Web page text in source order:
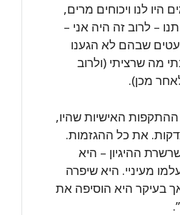
היו לנו ויכוחים מרים,
– לרוב זה היה אני –
שבהם לא הגענו
מה שרציתי (ולרוב
מכן).
האישיות שהיו,
את כל ההגזמות.
ההיגיון – היא
מעיניי. היא שיפרה
בעיקר היא הוסיפה את